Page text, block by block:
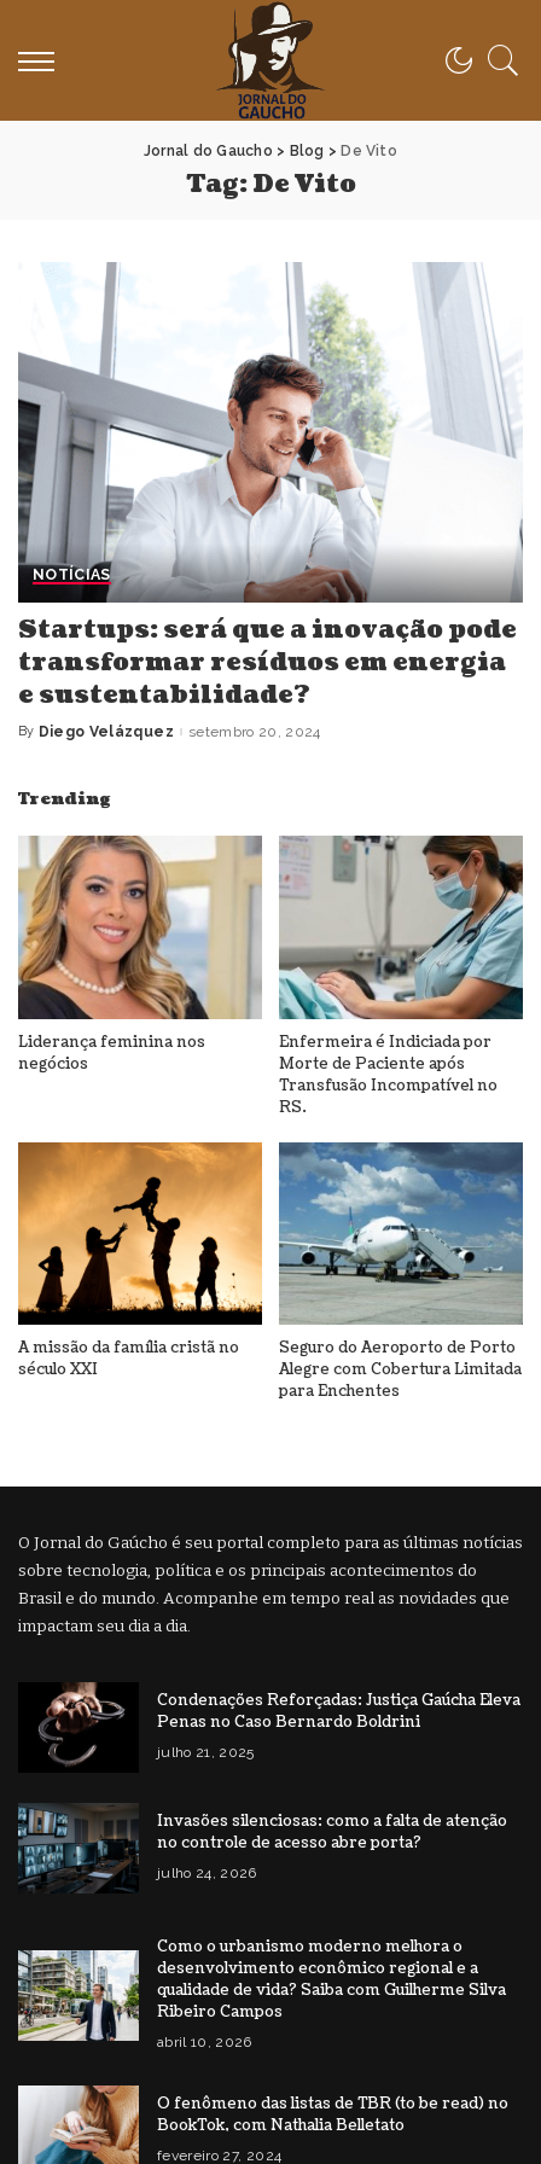
Jornal do Gaucho > Blog > De Vito
Tag:De Vito
NOTÍCIAS
Startups: será que a inovação pode
transformar resíduos em energia
e sustentabilidade?
Posted
By Diego Velázquez setembro 20, 2024
Trending
Liderança feminina nos
negócios
Enfermeira é Indiciada por
Morte de Paciente após
Transfusão Incompatível no
RS.
A missão da família cristã no
século XXI
Seguro do Aeroporto de Porto
Alegre com Cobertura Limitada
para Enchentes
O Jornal do Gaúcho é seu portal completo para as últimas notícias
sobre tecnologia, política e os principais acontecimentos do
Brasil e do mundo. Acompanhe em tempo real as novidades que
impactam seu dia a dia.
Condenações Reforçadas: Justiça Gaúcha Eleva
Penas no Caso Bernardo Boldrini
julho 21, 2025
Invasões silenciosas: como a falta de atenção
no controle de acesso abre porta?
julho 24, 2026
Como o urbanismo moderno melhora o
desenvolvimento econômico regional e a
qualidade de vida? Saiba com Guilherme Silva
Ribeiro Campos
abril 10, 2026
O fenômeno das listas de TBR (to be read) no
BookTok, com Nathalia Belletato
fevereiro 27, 2024